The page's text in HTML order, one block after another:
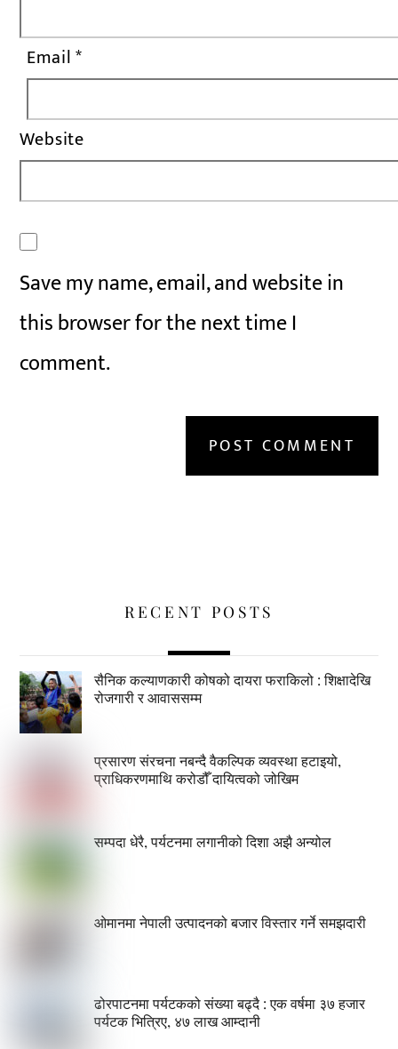
Email*
Website
Save my name, email, and website in
this browser for the next time I
comment.
RECENT POSTS
सैनिक कल्याणकारी कोषको दायरा फराकिलो : शिक्षादेखि
रोजगारी र आवाससम्म
प्रसारण संरचना नबन्दै वैकल्पिक व्यवस्था हटाइयो,
प्राधिकरणमाथि करोडौँ दायित्वको जोखिम
सम्पदा धेरै, पर्यटनमा लगानीको दिशा अझै अन्योल
ओमानमा नेपाली उत्पादनको बजार विस्तार गर्ने समझदारी
ढोरपाटनमा पर्यटकको संख्या बढ्दै : एक वर्षमा ३७ हजार
पर्यटक भित्रिए, ४७ लाख आम्दानी